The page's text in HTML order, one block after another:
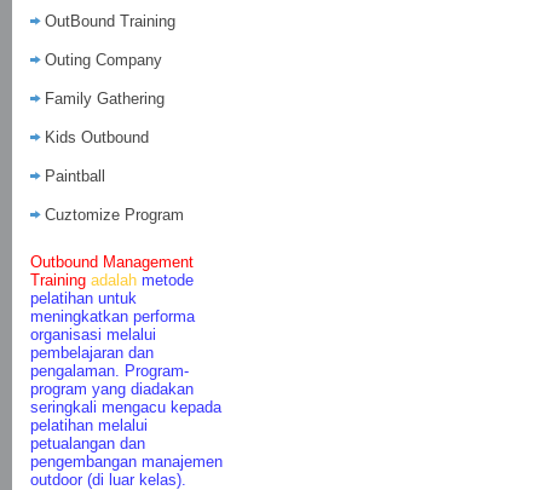
OutBound Training
Outing Company
Family Gathering
Kids Outbound
Paintball
Cuztomize Program
Outbound Management
Training adalah metode
pelatihan untuk
meningkatkan performa
organisasi melalui
pembelajaran dan
pengalaman. Program-
program yang diadakan
seringkali mengacu kepada
pelatihan melalui
petualangan dan
pengembangan manajemen
outdoor (di luar kelas).